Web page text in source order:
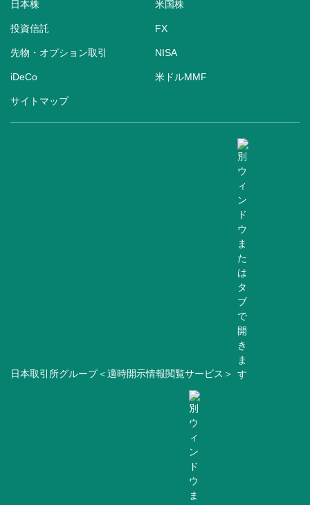
日本株 米国株
投資信託 FX
先物・オプション取引 NISA
iDeCo 米ドルMMF
サイトマップ
日本取引所グループ＜適時開示情報閲覧サービス＞